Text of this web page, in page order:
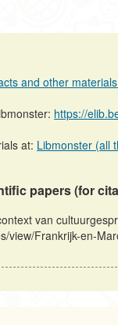
and other
https://
at: Libmonster (all
papers (for
van
view/Frankrijk-en-